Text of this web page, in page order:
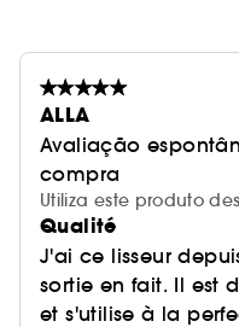
ALLA
Avaliação
compra
Utiliza este produto
Qualité
J'ai ce lisseur
sortie en fait. Il est
et s'utilise à la